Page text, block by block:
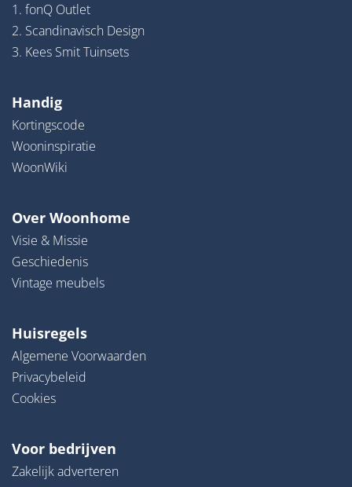
1. fonQ Outlet
2. Scandinavisch Design
3. Kees Smit Tuinsets
Handig
Kortingscode
Wooninspiratie
WoonWiki
Over Woonhome
Visie & Missie
Geschiedenis
Vintage meubels
Huisregels
Algemene Voorwaarden
Privacybeleid
Cookies
Voor bedrijven
Zakelijk adverteren